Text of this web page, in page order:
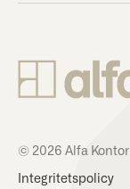
© 2026 Alfa Kontor
Integritetspolicy